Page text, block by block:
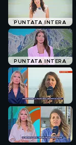
PUNTATA INTERA
PUNTATA INTERA